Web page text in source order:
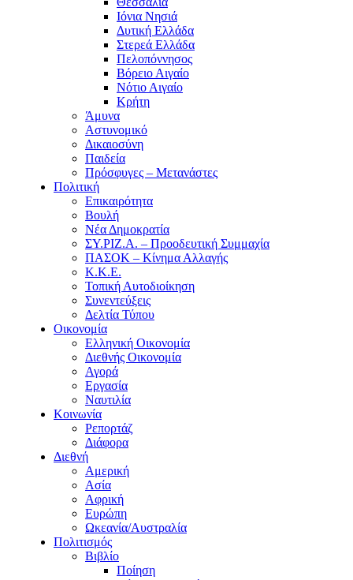
Ιόνια Νησιά
Δυτική Ελλάδα
Στερεά Ελλάδα
Πελοπόννησος
Βόρειο Αιγαίο
Νότιο Αιγαίο
Κρήτη
Άμυνα
Αστυνομικό
Δικαιοσύνη
Παιδεία
Πρόσφυγες – Μετανάστες
Πολιτική
Επικαιρότητα
Βουλή
Νέα Δημοκρατία
ΣΥ.ΡΙΖ.Α. – Προοδευτική Συμμαχία
ΠΑΣΟΚ – Κίνημα Αλλαγής
Κ.Κ.Ε.
Τοπική Αυτοδιοίκηση
Συνεντεύξεις
Δελτία Τύπου
Οικονομία
Ελληνική Οικονομία
Διεθνής Οικονομία
Αγορά
Εργασία
Ναυτιλία
Κοινωνία
Ρεπορτάζ
Διάφορα
Διεθνή
Αμερική
Ασία
Αφρική
Ευρώπη
Ωκεανία/Αυστραλία
Πολιτισμός
Βιβλίο
Ποίηση